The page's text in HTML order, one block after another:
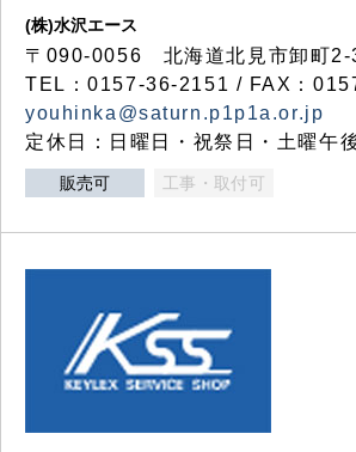
(株)水沢エース
〒090-0056 北海道北見市卸町2-
TEL：0157-36-2151 / FAX：
youhinka@saturn.p1p1a.or.jp
定休日：日曜日・祝祭日・土曜午
販売可 工事・取付可